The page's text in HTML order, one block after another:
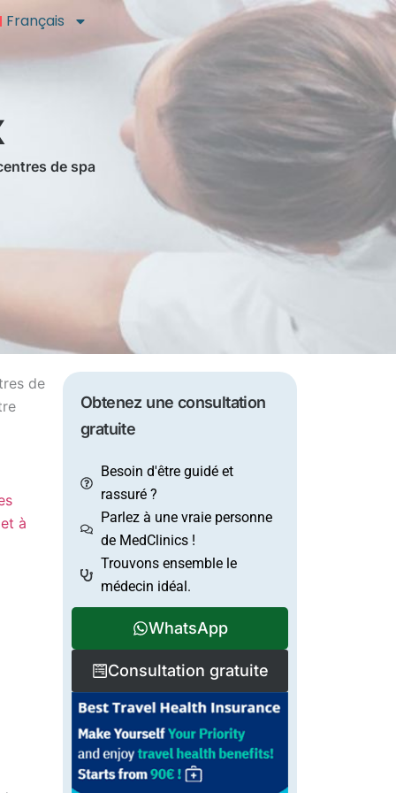
Français
de spa
de
à
Obtenez une consultation
gratuite
Besoin d'être guidé et
rassuré ?
Parlez à une vraie personne
de MedClinics !
Trouvons ensemble le
médecin idéal.
WhatsApp
Consultation gratuite